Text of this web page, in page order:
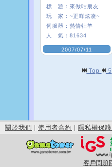
標 題：
玩 家： ~正咩炫凌~
伺服器： 熱情牡羊
人 氣： 81634
2007/07/11
Top 5
關於我們 | 使用者合約 | 隱私權保護
客戶問題